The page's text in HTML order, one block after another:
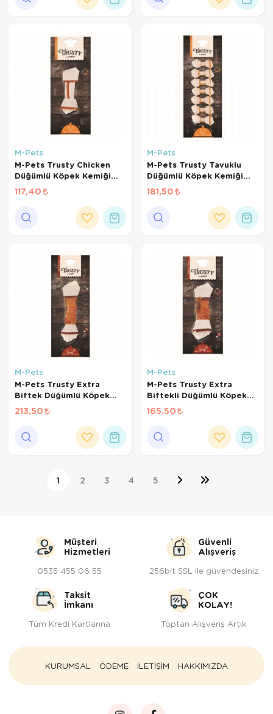
M-Pets
M-Pets Trusty Chicken
Düğümlü Köpek Kemiği
12cm 45gr
117,40
M-Pets
M-Pets Trusty Tavuklu
Düğümlü Köpek Kemiği
6cm 84gr 7li Paket
181,50
M-Pets
M-Pets Trusty Extra
Biftek Düğümlü Köpek
Kemiği 20cm 100gr
213,50
M-Pets
M-Pets Trusty Extra
Biftekli Düğümlü Köpek
Kemiği 15cm 75gr
165,50
1 2 3 4 5
Müşteri
Hizmetleri
0535 455 06 55
Güvenli
Alışveriş
256bit SSL ile güvendesiniz
Taksit
İmkanı
Tüm Kredi Kartlarına
ÇOK
KOLAY!
Toptan Alışveriş Artık
KURUMSAL ÖDEME İLETİŞİM HAKKIMIZDA